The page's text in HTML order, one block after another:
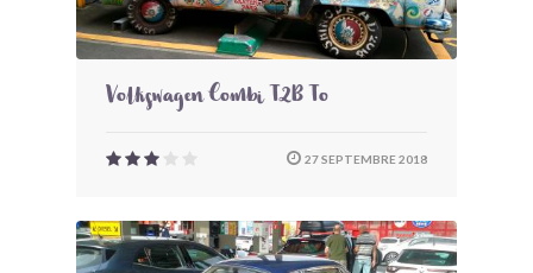
Volkswagen Combi T2B To
27 SEPTEMBRE 2018